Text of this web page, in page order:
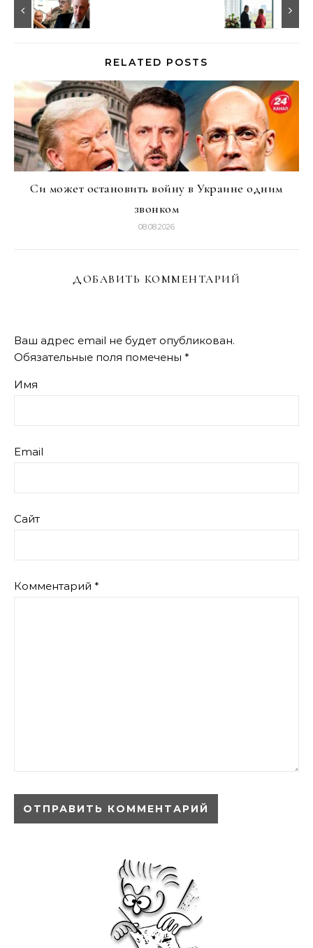
RELATED POSTS
Си может остановить войну в Украине одним
звонком
08.08.2026
ДОБАВИТЬ КОММЕНТАРИЙ
Ваш адрес email не будет опубликован.
Обязательные поля помечены *
Имя
Email
Сайт
Комментарий *